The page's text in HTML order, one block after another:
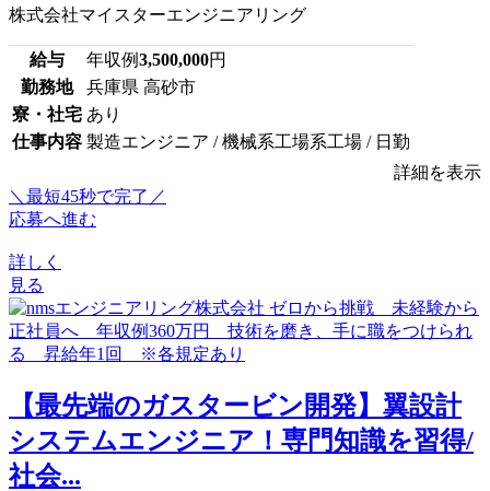
株式会社マイスターエンジニアリング
給与 年収例3,500,000円
勤務地
兵庫県 高砂市
寮・社宅 あり
仕事内容 製造エンジニア / 機械系工場系工場 / 日勤
詳細を表示
＼最短45秒で完了／
応募へ進む
詳しく
見る
【最先端のガスタービン開発】翼設計
システムエンジニア！専門知識を習得/
社会...